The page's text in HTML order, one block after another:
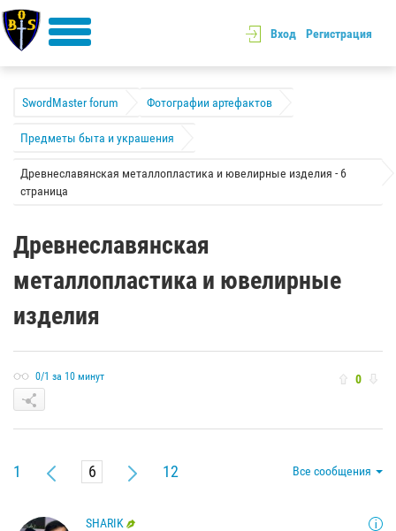
Вход Регистрация
SwordMaster forum Фотографии артефактов
Предметы быта и украшения
Древнеславянская металлопластика и ювелирные изделия - 6
страница
Древнеславянская
металлопластика и ювелирные
изделия
0/1 за 10 минут 0
1 12 Все сообщения
SHARIK